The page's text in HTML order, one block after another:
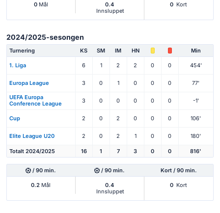
0Mål
0.4
Innsluppet
0 Kort
2024/2025-sesongen
Turnering KS SM IM HN Min
1. Liga 6 1 2 2 0 0 454'
Europa League 3 0 1 0 0 0 77'
UEFA Europa
Conference League
3 0 0 0 0 0 -1'
Cup 2 0 2 0 0 0 106'
Elite League U20 2 0 2 1 0 0 180'
Totalt 2024/2025 16 1 7 3 0 0 816'
/ 90 min. / 90 min. Kort / 90 min.
0.2 Mål
0.4
Innsluppet
0 Kort